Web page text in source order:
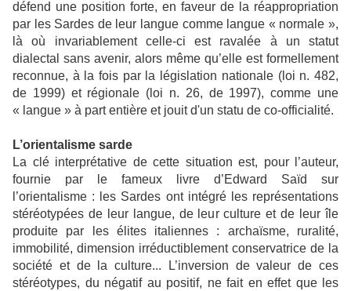
défend une position forte, en faveur de la réappropriation
par les Sardes de leur langue comme langue « normale »,
là où invariablement celle-ci est ravalée à un statut
dialectal sans avenir, alors même qu’elle est formellement
reconnue, à la fois par la législation nationale (loi n. 482,
de 1999) et régionale (loi n. 26, de 1997), comme une
« langue » à part entière et jouit d'un statu de co-officialité.
L’orientalisme sarde
La clé interprétative de cette situation est, pour l’auteur,
fournie par le fameux livre d’Edward Saïd sur
l’orientalisme : les Sardes ont intégré les représentations
stéréotypées de leur langue, de leur culture et de leur île
produite par les élites italiennes : archaïsme, ruralité,
immobilité, dimension irréductiblement conservatrice de la
société et de la culture... L’inversion de valeur de ces
stéréotypes, du négatif au positif, ne fait en effet que les